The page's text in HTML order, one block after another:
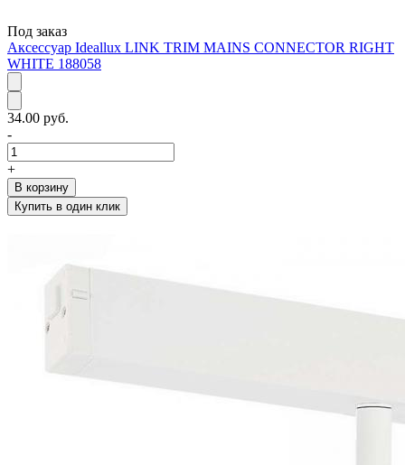
Под заказ
Аксессуар Ideallux LINK TRIM MAINS CONNECTOR RIGHT
WHITE 188058
34.00 руб.
-
+
В корзину
Купить в один клик